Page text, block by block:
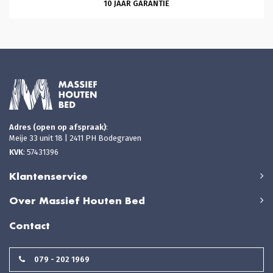
10 JAAR GARANTIE
Adres (open op afspraak):
Meije 33 unit 18 | 2411 PH Bodegraven
KVK: 57431396
Klantenservice
Over Massief Houten Bed
Contact
079 - 202 1969